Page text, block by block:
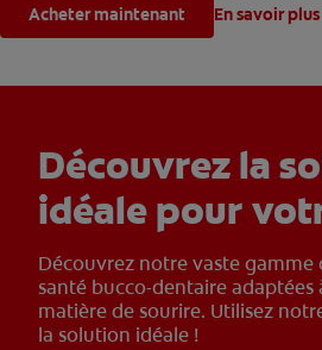
Acheter maintenant En savoir plus
Découvrez la
idéale pour
Découvrez notre vaste gamme
santé bucco-dentaire adaptées
matière de sourire. Utilisez
la solution idéale !